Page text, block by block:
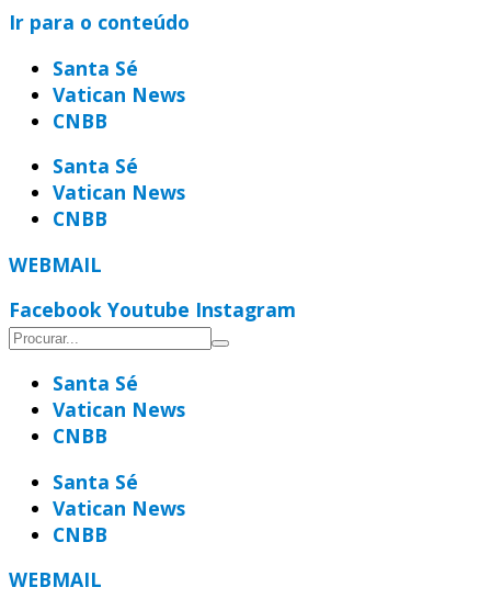
Ir para o conteúdo
Santa Sé
Vatican News
CNBB
Santa Sé
Vatican News
CNBB
WEBMAIL
Facebook Youtube Instagram
Santa Sé
Vatican News
CNBB
Santa Sé
Vatican News
CNBB
WEBMAIL